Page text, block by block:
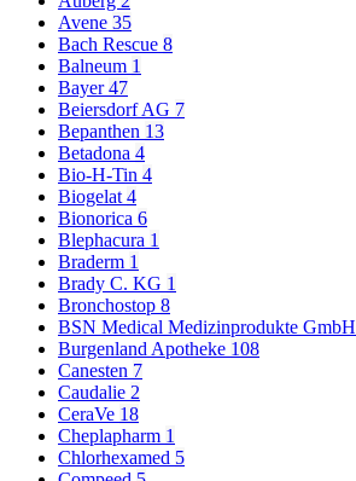
Avene 35
Bach Rescue 8
Balneum 1
Bayer47
Beiersdorf AG 7
Bepanthen 13
Betadona 4
Bio-H-Tin 4
Biogelat 4
Bionorica 6
Blephacura 1
Braderm 1
Brady C. KG 1
Bronchostop 8
BSN Medical Medizinprodukte GmbH
Burgenland Apotheke 108
Canesten 7
Caudalie 2
CeraVe 18
Cheplapharm 1
Chlorhexamed 5